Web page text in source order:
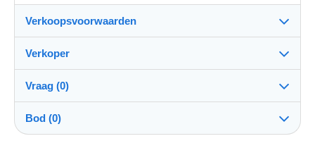
Verkoopsvoorwaarden
Bestemming:
Zie de lijst van landen
Verzending:
Verzending na betaling
Verkoper
krk966100%(11328x)
Winkel
Vraag (0)
Bod (0)